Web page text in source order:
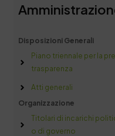
Disposizioni Generali
Piano triennale per la
trasparenza
Atti generali
Organizzazione
Titolari di incarichi
o di governo